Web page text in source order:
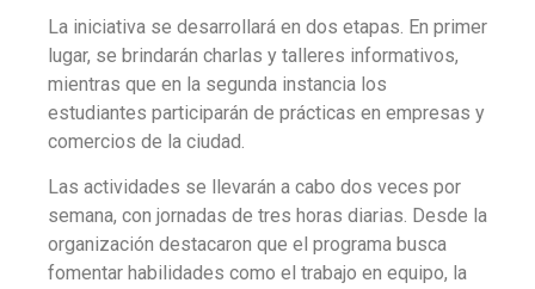
La iniciativa se desarrollará en dos etapas. En primer
lugar, se brindarán charlas y talleres informativos,
mientras que en la segunda instancia los
estudiantes participarán de prácticas en empresas y
comercios de la ciudad.
Las actividades se llevarán a cabo dos veces por
semana, con jornadas de tres horas diarias. Desde la
organización destacaron que el programa busca
fomentar habilidades como el trabajo en equipo, la